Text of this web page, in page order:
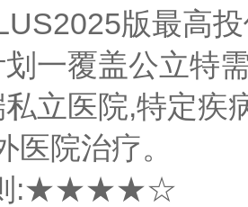
版最高
一覆盖公立特
立医院,特定疾
医院治疗。
则:★★★★☆